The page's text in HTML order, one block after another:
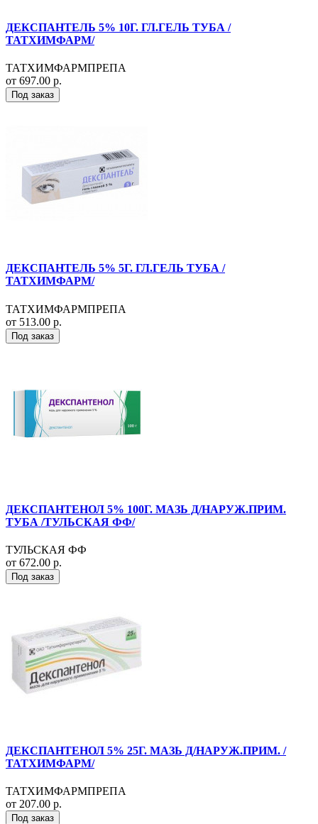
ДЕКСПАНТЕЛЬ 5% 10Г. ГЛ.ГЕЛЬ ТУБА /
ТАТХИМФАРМ/
ТАТХИМФАРМПРЕПА
от 697.00 р.
Под заказ
ДЕКСПАНТЕЛЬ 5% 5Г. ГЛ.ГЕЛЬ ТУБА /
ТАТХИМФАРМ/
ТАТХИМФАРМПРЕПА
от 513.00 р.
Под заказ
ДЕКСПАНТЕНОЛ 5% 100Г. МАЗЬ Д/НАРУЖ.ПРИМ.
ТУБА /ТУЛЬСКАЯ ФФ/
ТУЛЬСКАЯ ФФ
от 672.00 р.
Под заказ
ДЕКСПАНТЕНОЛ 5% 25Г. МАЗЬ Д/НАРУЖ.ПРИМ. /
ТАТХИМФАРМ/
ТАТХИМФАРМПРЕПА
от 207.00 р.
Под заказ